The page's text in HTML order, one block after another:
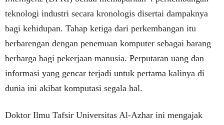
teknologi industri secara kronologis disertai dampaknya
bagi kehidupan. Tahap ketiga dari perkembangan itu
berbarengan dengan penemuan komputer sebagai barang
berharga bagi pekerjaan manusia. Perputaran uang dan
informasi yang gencar terjadi untuk pertama kalinya di
dunia ini akibat komputasi segala hal.
Doktor Ilmu Tafsir Universitas Al-Azhar ini mengajak